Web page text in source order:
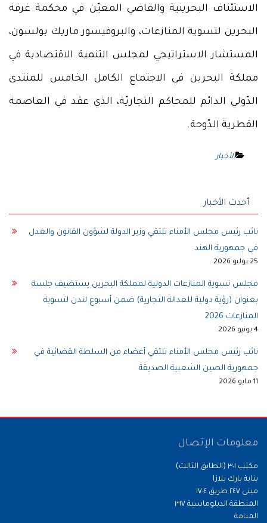
الاستئناف البحرينية والقاضي المعيّن في محكمة غرفة
البحرين لتسوية المنازعات، والبروفيسور ماريك بولسون،
المستشار الاستراتيجي لمجلس التنمية الاقتصادية في
مملكة البحرين في الاجتماع الكامل الخامس للمنتدى
الدّولي الدائم للمحاكم التجاريّة، الذي عقد في العاصمة
القطرية الدّوحة.
الأخبار
أحدث الأخبار
نائب رئيس مجلس الأمناء تلتقي وزير الدولة لشؤون القانون والعدل
في جمهورية الهند
25 يوليو 2026
مجلس تسوية المنازعات الدولية لمملكة البحرين يستضيف جلسة
بعنوان (رؤية دولية للعدالة التجارية) ضمن أسبوع لندن لتسوية
المنازعات 2026
4 يونيو 2026
نائب رئيس مجلس الأمناء تلتقي أعضاء من السلطة القضائية في
جمهورية الصين الشعبية الصديقة
11 مايو 2026
معلومات الإتصال
مكتب ٣٠١ (الطابق الثالث)
بناية بارك بلازا
مبنى ٢٤٧ طريق ١٧٠٤
المنطقة الدبلوماسية ٣١٧
المنامة